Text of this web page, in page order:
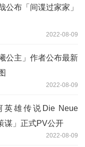
公布「间谍过家家」
2022-08-09
公主」作者公布最新
2022-08-09
雄传说Die Neue
谋」正式PV公开
2022-08-09